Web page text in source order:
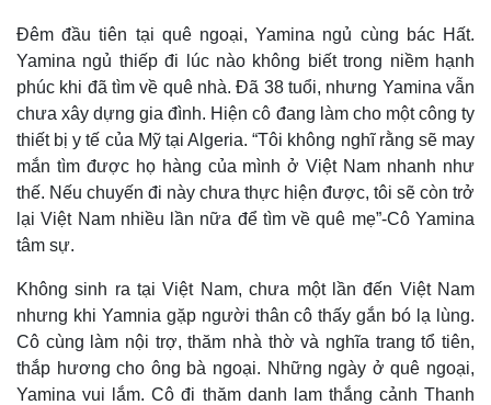
Doanh nghiệp
Thông tin doanh nghiệp
Doanh nghiệp 24h
Doanh nhân
Vì cộng đồng
Công nghệ
Sành điệu
Tin Công nghệ
Trải nghiệm
Chuyển đổi số
Đêm đầu tiên tại quê ngoại, Yamina ngủ cùng bác Hất.
Yamina ngủ thiếp đi lúc nào không biết trong niềm hạnh
phúc khi đã tìm về quê nhà. Đã 38 tuổi, nhưng Yamina vẫn
chưa xây dựng gia đình. Hiện cô đang làm cho một công ty
thiết bị y tế của Mỹ tại Algeria. “Tôi không nghĩ rằng sẽ may
mắn tìm được họ hàng của mình ở Việt Nam nhanh như
thế. Nếu chuyến đi này chưa thực hiện được, tôi sẽ còn trở
lại Việt Nam nhiều lần nữa để tìm về quê mẹ”-Cô Yamina
tâm sự.
Không sinh ra tại Việt Nam, chưa một lần đến Việt Nam
nhưng khi Yamnia gặp người thân cô thấy gắn bó lạ lùng.
Cô cùng làm nội trợ, thăm nhà thờ và nghĩa trang tổ tiên,
thắp hương cho ông bà ngoại. Những ngày ở quê ngoại,
Yamina vui lắm. Cô đi thăm danh lam thắng cảnh Thanh